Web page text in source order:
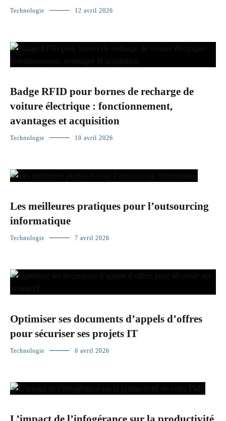
Technologie 12 avril 2026
Badge RFID pour bornes de recharge de
voiture électrique : fonctionnement,
avantages et acquisition
Technologie 10 avril 2026
Les meilleures pratiques pour l’outsourcing
informatique
Technologie 7 avril 2026
Optimiser ses documents d’appels d’offres
pour sécuriser ses projets IT
Technologie 6 avril 2026